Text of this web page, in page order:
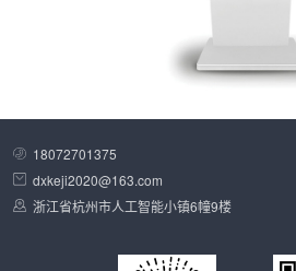
18072701375
dxkeji2020@163.com
浙江省杭州市人工智能小镇6幢9楼